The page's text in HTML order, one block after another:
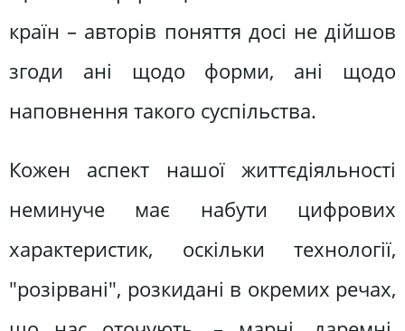
країн – авторів поняття досі не дійшов
згоди ані щодо форми, ані щодо
наповнення такого суспільства.
Кожен аспект нашої життєдіяльності
неминуче має набути цифрових
характеристик, оскільки технології,
"розірвані", розкидані в окремих речах,